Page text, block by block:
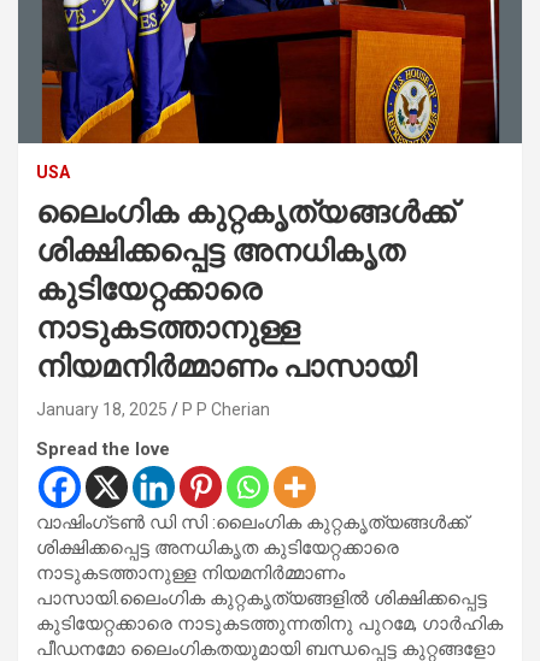
USA
ലൈംഗിക കുറ്റകൃത്യങ്ങൾക്ക്
ശിക്ഷിക്കപ്പെട്ട അനധികൃത
കുടിയേറ്റക്കാരെ
നാടുകടത്താനുള്ള
നിയമനിർമ്മാണം പാസായി
January 18, 2025 P P Cherian
Spread the love
വാഷിംഗ്‌ടൺ ഡി സി :ലൈംഗിക കുറ്റകൃത്യങ്ങൾക്ക്
ശിക്ഷിക്കപ്പെട്ട അനധികൃത കുടിയേറ്റക്കാരെ
നാടുകടത്താനുള്ള നിയമനിർമ്മാണം
പാസായി.ലൈംഗിക കുറ്റകൃത്യങ്ങളിൽ ശിക്ഷിക്കപ്പെട്ട
കുടിയേറ്റക്കാരെ നാടുകടത്തുന്നതിനു പുറമേ, ഗാർഹിക
പീഡനമോ ലൈംഗികതയുമായി ബന്ധപ്പെട്ട കുറ്റങ്ങളോ